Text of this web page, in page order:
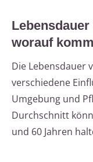
worauf
Die Lebensdauer
verschiedene
Umgebung und
Durchschnitt
und 60 Jahren